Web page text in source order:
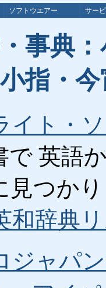
ソフトウエアー サー
事典
指・
イト・
で 英語
見つか
和辞典
ジャパ